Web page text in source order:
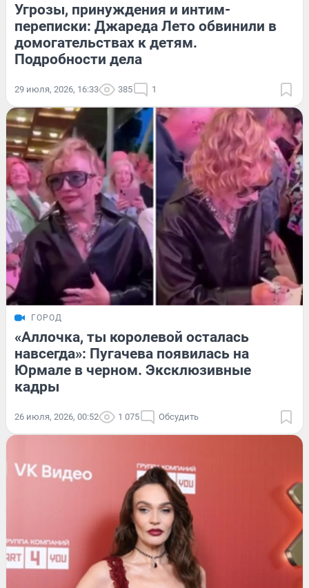
Угрозы, принуждения и интим-
переписки: Джареда Лето обвинили в
домогательствах к детям.
Подробности дела
29 июля, 2026, 16:33 385 1
ГОРОД
«Аллочка, ты королевой осталась
навсегда»: Пугачева появилась на
Юрмале в черном. Эксклюзивные
кадры
26 июля, 2026, 00:52 1 075 Обсудить